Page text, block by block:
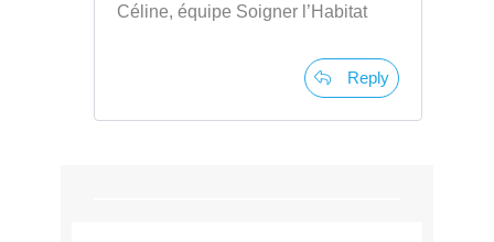
Céline, équipe Soigner l’Habitat
Reply